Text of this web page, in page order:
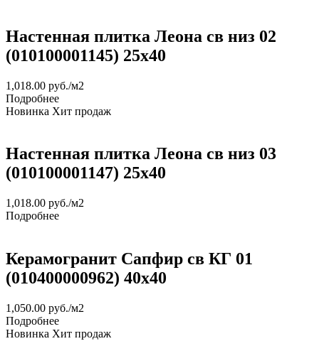
Настенная плитка Леона св низ 02
(010100001145) 25х40
1,018.00 руб./м2
Подробнее
Новинка Хит продаж
Настенная плитка Леона св низ 03
(010100001147) 25х40
1,018.00 руб./м2
Подробнее
Керамогранит Сапфир св КГ 01
(010400000962) 40х40
1,050.00 руб./м2
Подробнее
Новинка Хит продаж